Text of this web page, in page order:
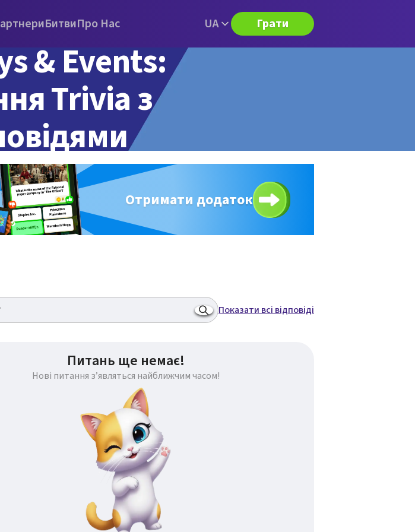
БитвиПро Нас UA Грати
& Events:
Trivia з
Отримати додаток
Показати всі відповіді
Питань ще немає!
Нові питання з’являться найближчим часом!